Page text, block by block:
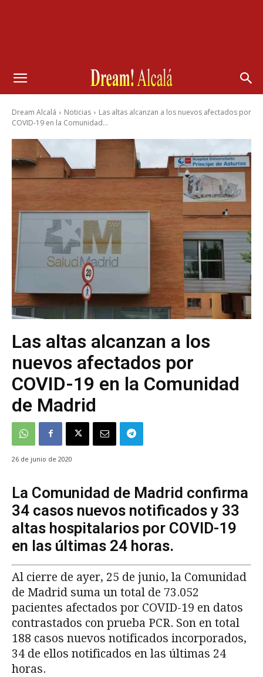
Dream Alcalá Noticias
Las altas alcanzan a los nuevos afectados por
COVID-19 en la Comunidad...
Las altas alcanzan a los
nuevos afectados por
COVID-19 en la Comunidad
de Madrid
26 de junio de 2020
La Comunidad de Madrid confirma
34 casos nuevos notificados y 33
altas hospitalarios por COVID-19
en las últimas 24 horas.
Al cierre de ayer, 25 de junio, la Comunidad
de Madrid suma un total de 73.052
pacientes afectados por COVID-19 en datos
contrastados con prueba PCR. Son en total
188 casos nuevos notificados incorporados,
34 de ellos notificados en las últimas 24
horas.